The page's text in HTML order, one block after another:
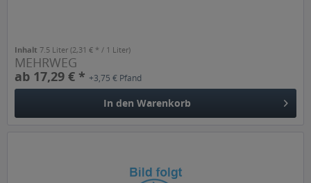
Inhalt7.5 Liter(2,31 € * / 1 Liter)
MEHRWEG
ab 17,29 € *+3,75 € Pfand
In den Warenkorb